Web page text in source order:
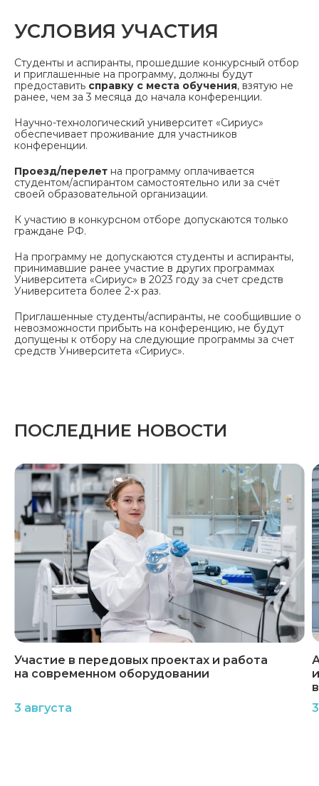
УСЛОВИЯ УЧАСТИЯ
Студенты и аспиранты, прошедшие конкурсный отбор
и приглашенные на программу, должны будут
предоставить справку с места обучения, взятую не
ранее, чем за 3 месяца до начала конференции.
Научно-технологический университет «Сириус»
обеспечивает проживание для участников
конференции.
Проезд/перелет на программу оплачивается
студентом/аспирантом самостоятельно или за счёт
своей образовательной организации.
К участию в конкурсном отборе допускаются только
граждане РФ.
На программу не допускаются студенты и аспиранты,
принимавшие ранее участие в других программах
Университета «Сириус» в 2023 году за счет средств
Университета более 2-х раз.
Приглашенные студенты/аспиранты, не сообщившие о
невозможности прибыть на конференцию, не будут
допущены к отбору на следующие программы за счет
средств Университета «Сириус».
ПОСЛЕДНИЕ НОВОСТИ
Участие в передовых проектах и работа
на современном оборудовании
3 августа